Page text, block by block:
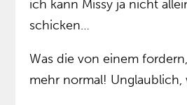
ich kann Missy ja nicht
schicken…
Was die von einem
mehr normal!